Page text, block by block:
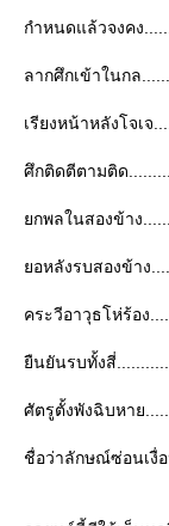
กำหนดแล้วจงคง
ลากศึกเข้าในกล
เรียงหน้าหลังโจเจ
ศึกติดตีตามติด
กพลในสองข้าง
อหลังรบสองข้าง
คระวีอาวุธโห่ร้อง
นยันรบทั้งสี่
ศัตรูตั้งพังฉิบหาย
ชื่อว่าลักษณ์ซ่อนเงื่